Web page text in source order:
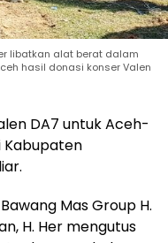
libatkan alat berat dalam
hasil donasi konser Valen
DA7 untuk Aceh-
Kabupaten
Mas Group H.
H. Her mengutus